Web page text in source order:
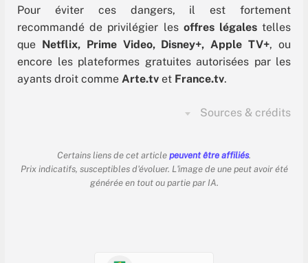
Pour éviter ces dangers, il est fortement
recommandé de privilégier les offres légalestelles
que Netflix, Prime Video, Disney+, Apple TV+, ou
encore les plateformes gratuites autorisées par les
ayants droit comme Arte.tv et France.tv.
Sources & crédits
Certains liens de cet article peuvent être affiliés.
Prix indicatifs, susceptibles d'évoluer. L'image de une peut avoir été
générée en tout ou partie par IA.